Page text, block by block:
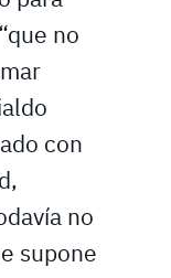
no
con
no
supone